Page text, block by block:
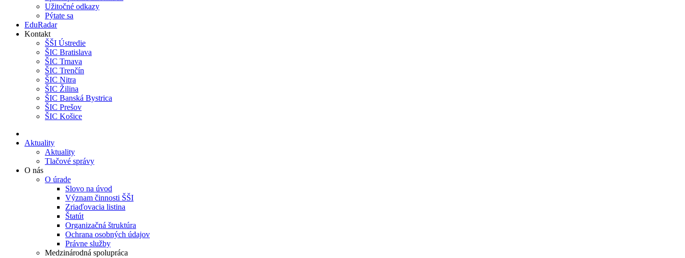
Užitočné odkazy
Pýtate sa
EduRadar
Kontakt
ŠŠI Ústredie
ŠIC Bratislava
ŠIC Trnava
ŠIC Trenčín
ŠIC Nitra
ŠIC Žilina
ŠIC Banská Bystrica
ŠIC Prešov
ŠIC Košice
Aktuality
Aktuality
Tlačové správy
O nás
O úrade
Slovo na úvod
Význam činnosti ŠŠI
Zriaďovacia listina
Štatút
Organizačná štruktúra
Ochrana osobných údajov
Právne služby
Medzinárodná spolupráca